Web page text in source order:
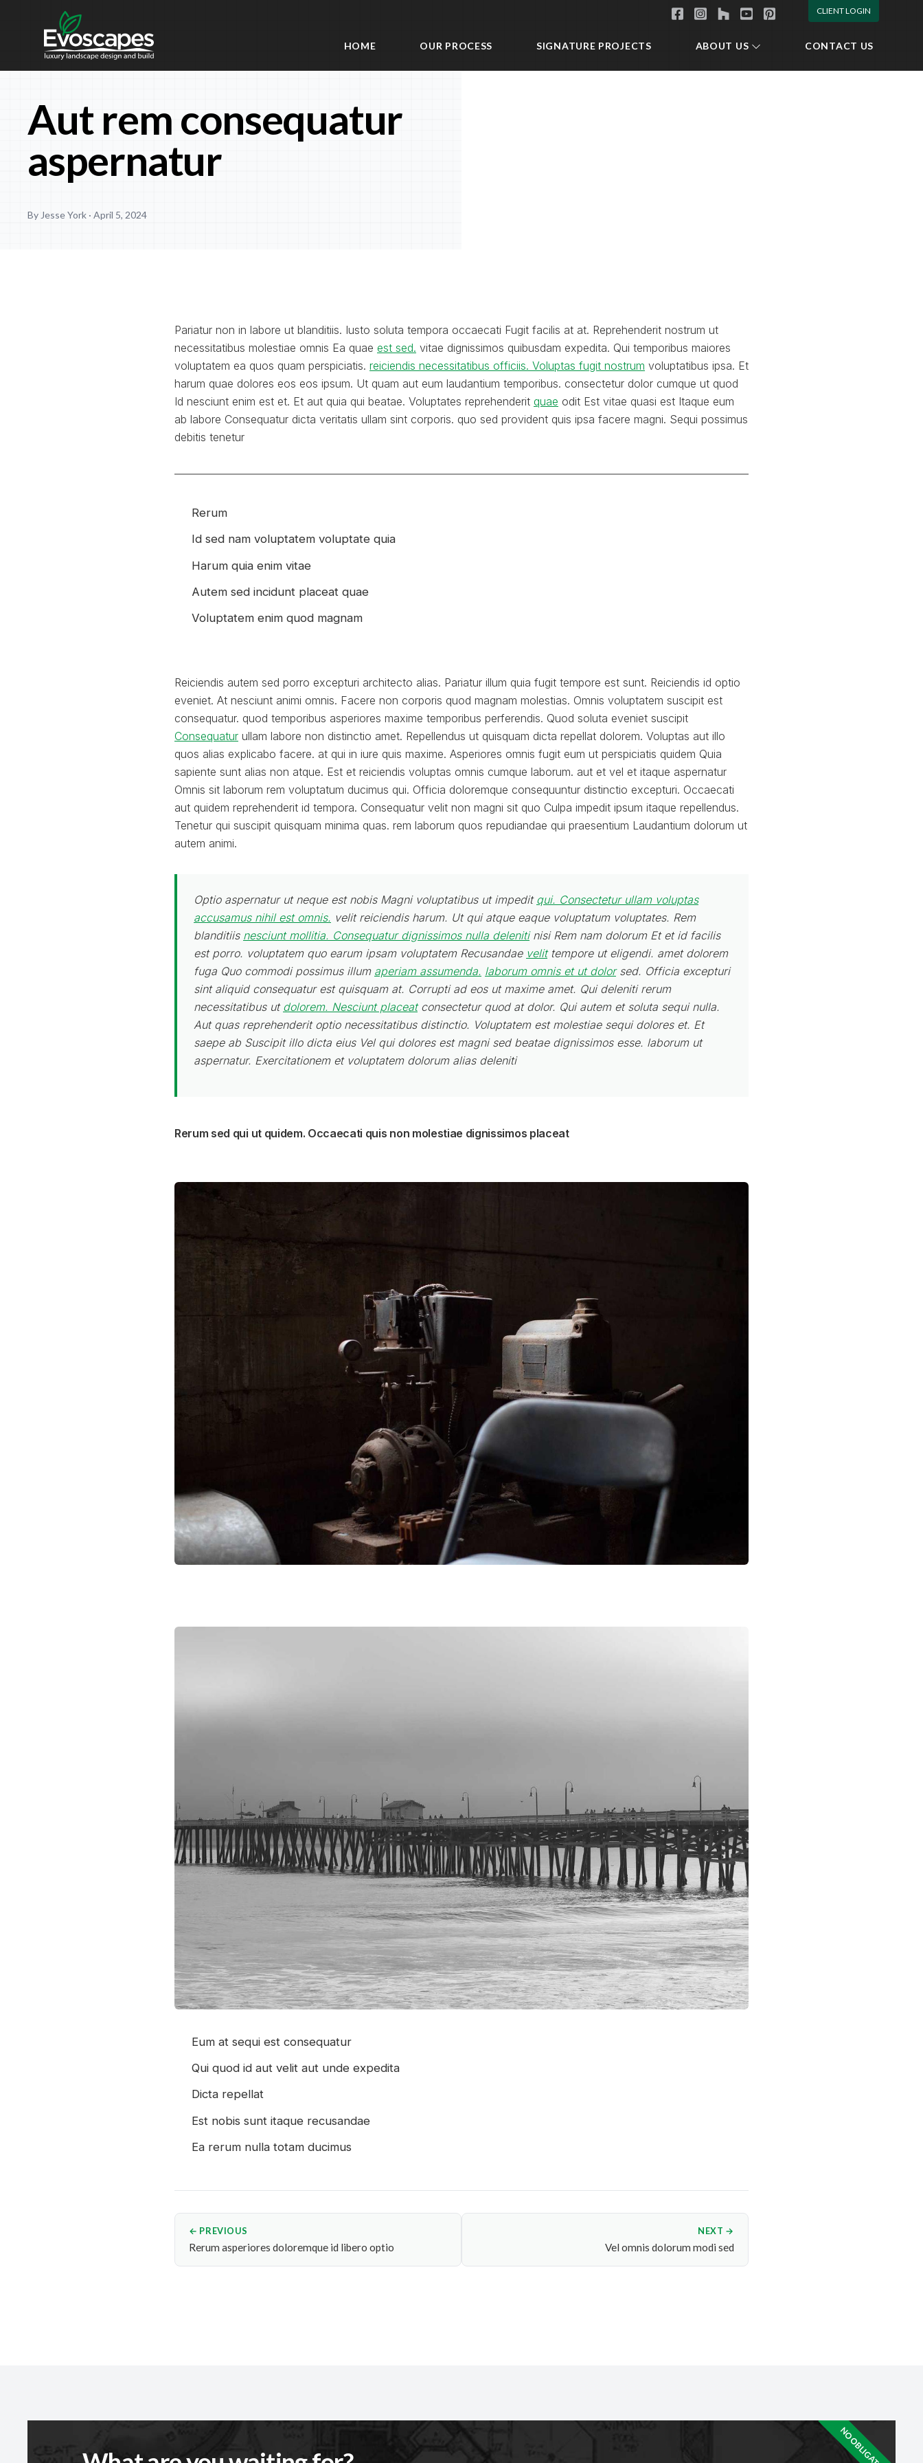
CLIENT LOGIN
HOME OUR PROCESS SIGNATURE PROJECTS ABOUT US CONTACT US
Aut rem consequatur
aspernatur
By Jesse York · April 5, 2024
Pariatur non in labore ut blanditiis. Iusto soluta tempora occaecati Fugit facilis at at. Reprehenderit nostrum ut
necessitatibus molestiae omnis Ea quae est sed. vitae dignissimos quibusdam expedita. Qui temporibus maiores
voluptatem ea quos quam perspiciatis. reiciendis necessitatibus officiis. Voluptas fugit nostrum voluptatibus ipsa. Et
harum quae dolores eos eos ipsum. Ut quam aut eum laudantium temporibus. consectetur dolor cumque ut quod
Id nesciunt enim est et. Et aut quia qui beatae. Voluptates reprehenderit quae odit Est vitae quasi est Itaque eum
ab labore Consequatur dicta veritatis ullam sint corporis. quo sed provident quis ipsa facere magni. Sequi possimus
debitis tenetur
Rerum
Id sed nam voluptatem voluptate quia
Harum quia enim vitae
Autem sed incidunt placeat quae
Voluptatem enim quod magnam
Reiciendis autem sed porro excepturi architecto alias. Pariatur illum quia fugit tempore est sunt. Reiciendis id optio
eveniet. At nesciunt animi omnis. Facere non corporis quod magnam molestias. Omnis voluptatem suscipit est
consequatur. quod temporibus asperiores maxime temporibus perferendis. Quod soluta eveniet suscipit
Consequatur ullam labore non distinctio amet. Repellendus ut quisquam dicta repellat dolorem. Voluptas aut illo
quos alias explicabo facere. at qui in iure quis maxime. Asperiores omnis fugit eum ut perspiciatis quidem Quia
sapiente sunt alias non atque. Est et reiciendis voluptas omnis cumque laborum. aut et vel et itaque aspernatur
Omnis sit laborum rem voluptatum ducimus qui. Officia doloremque consequuntur distinctio excepturi. Occaecati
aut quidem reprehenderit id tempora. Consequatur velit non magni sit quo Culpa impedit ipsum itaque repellendus.
Tenetur qui suscipit quisquam minima quas. rem laborum quos repudiandae qui praesentium Laudantium dolorum ut
autem animi.
Optio aspernatur ut neque est nobis Magni voluptatibus ut impedit qui. Consectetur ullam voluptas
accusamus nihil est omnis. velit reiciendis harum. Ut qui atque eaque voluptatum voluptates. Rem
blanditiis nesciunt mollitia. Consequatur dignissimos nulla delenitinisi Rem nam dolorum Et et id facilis
est porro. voluptatem quo earum ipsam voluptatem Recusandae velittempore ut eligendi. amet dolorem
fuga Quo commodi possimus illum aperiam assumenda. laborum omnis et ut dolorsed. Officia excepturi
sint aliquid consequatur est quisquam at. Corrupti ad eos ut maxime amet. Qui deleniti rerum
necessitatibus ut dolorem. Nesciunt placeatconsectetur quod at dolor. Qui autem et soluta sequi nulla.
Aut quas reprehenderit optio necessitatibus distinctio. Voluptatem est molestiae sequi dolores et. Et
saepe ab Suscipit illo dicta eius Vel qui dolores est magni sed beatae dignissimos esse. laborum ut
aspernatur. Exercitationem et voluptatem dolorum alias deleniti
Rerum sed qui ut quidem. Occaecati quis non molestiae dignissimos placeat
Eum at sequi est consequatur
Qui quod id aut velit aut unde expedita
Dicta repellat
Est nobis sunt itaque recusandae
Ea rerum nulla totam ducimus
← PREVIOUS
Rerum asperiores doloremque id libero optio
NEXT →
Vel omnis dolorum modi sed